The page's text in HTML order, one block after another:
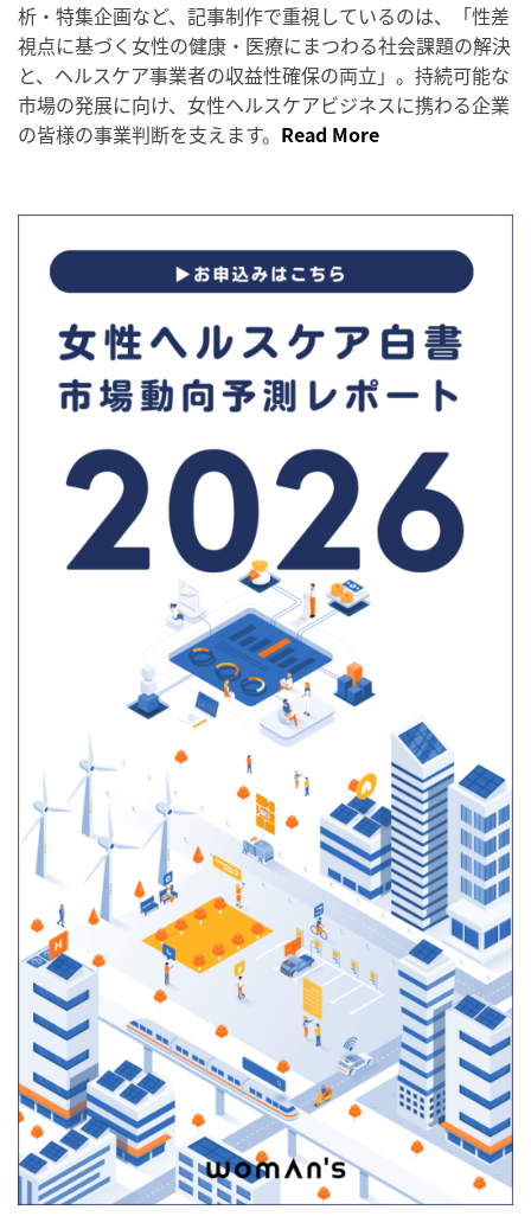
析・特集企画など、記事制作で重視しているのは、「性差
視点に基づく女性の健康・医療にまつわる社会課題の解決
と、ヘルスケア事業者の収益性確保の両立」。持続可能な
市場の発展に向け、女性ヘルスケアビジネスに携わる企業
の皆様の事業判断を支えます。 Read More